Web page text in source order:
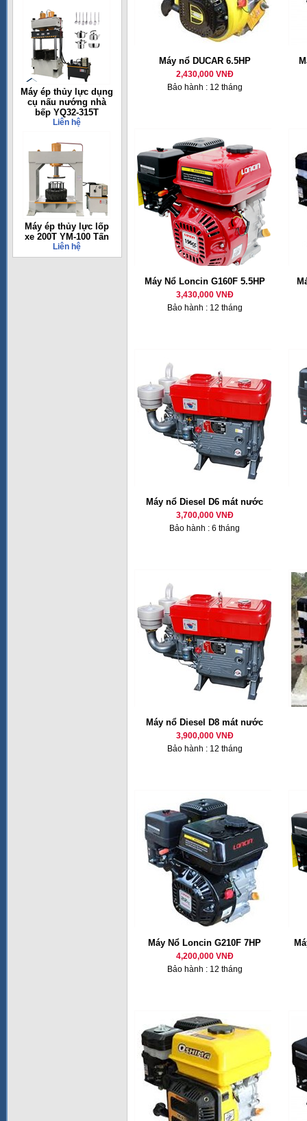
Máy ép thủy lực dụng
cụ nấu nướng nhà
bếp YQ32-315T
Liên hệ
Máy ép thủy lực lốp
xe 200T YM-100 Tấn
Liên hệ
Máy nổ DUCAR 6.5HP
2,430,000 VNĐ
Bảo hành : 12 tháng
Máy Nổ Loncin G160F 5.5HP
3,430,000 VNĐ
Bảo hành : 12 tháng
Máy nổ Diesel D6 mát nước
3,700,000 VNĐ
Bảo hành : 6 tháng
Máy nổ Diesel D8 mát nước
3,900,000 VNĐ
Bảo hành : 12 tháng
Máy Nổ Loncin G210F 7HP
4,200,000 VNĐ
Bảo hành : 12 tháng